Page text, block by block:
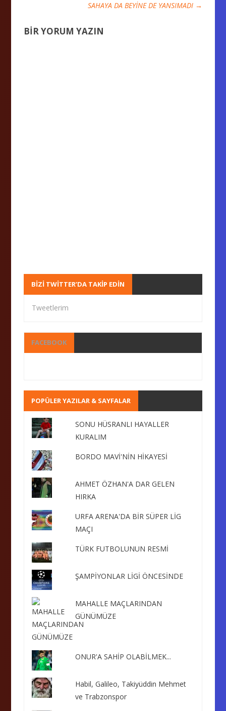
SAHAYA DA BEYİNE DE YANSIMADI →
BIR YORUM YAZIN
BIZI TWITTER’DA TAKIP EDIN
Tweetlerim
FACEBOOK
POPÜLER YAZILAR & SAYFALAR
SONU HÜSRANLI HAYALLER
KURALIM
BORDO MAVİ'NİN HİKAYESİ
AHMET ÖZHAN'A DAR GELEN
HIRKA
URFA ARENA'DA BİR SÜPER LİG
MAÇI
TÜRK FUTBOLUNUN RESMİ
ŞAMPİYONLAR LİGİ ÖNCESİNDE
MAHALLE MAÇLARINDAN
GÜNÜMÜZE
ONUR'A SAHİP OLABİLMEK...
Habil, Galileo, Takiyüddin Mehmet
ve Trabzonspor